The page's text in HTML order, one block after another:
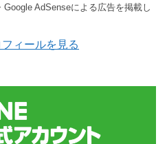
AdSenseによる広告を掲載し
ィールを見る